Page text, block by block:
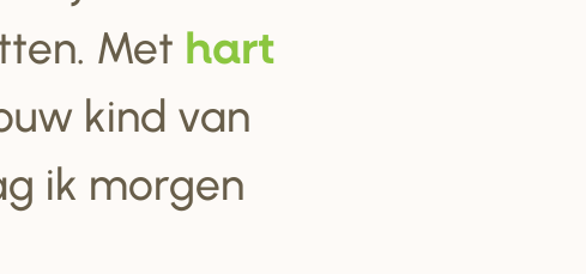
Met hart
kind van
ik morgen